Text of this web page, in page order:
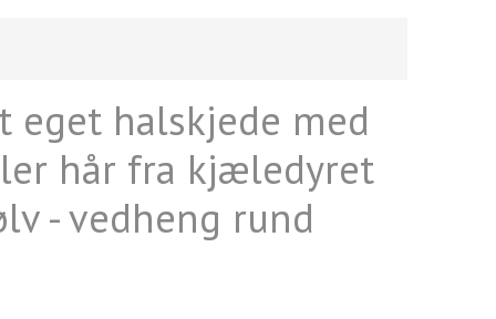
eget halskjede med
hår fra kjæledyret
- vedheng rund